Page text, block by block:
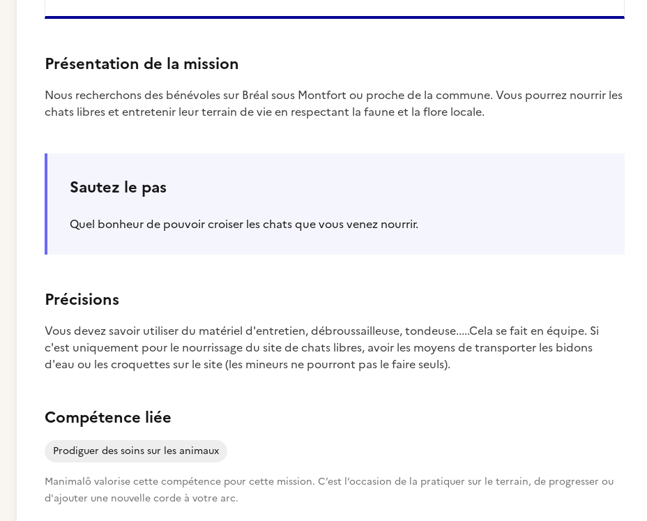
Présentation de la mission
Nous recherchons des bénévoles sur Bréal sous Montfort ou proche de la commune. Vous pourrez nourrir les
chats libres et entretenir leur terrain de vie en respectant la faune et la flore locale.
Sautez le pas
Quel bonheur de pouvoir croiser les chats que vous venez nourrir.
Précisions
Vous devez savoir utiliser du matériel d'entretien, débroussailleuse, tondeuse.....Cela se fait en équipe. Si
c'est uniquement pour le nourrissage du site de chats libres, avoir les moyens de transporter les bidons
d'eau ou les croquettes sur le site (les mineurs ne pourront pas le faire seuls).
Compétence liée
Prodiguer des soins sur les animaux
Manimalô valorise cette compétence pour cette mission. C’est l’occasion de la pratiquer sur le terrain, de progresser ou
d'ajouter une nouvelle corde à votre arc.